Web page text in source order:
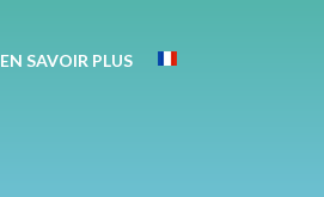
Apotekisto
EN SAVOIR PLUS